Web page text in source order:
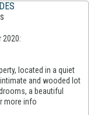
2020:
located in a quiet
and wooded lot
a beautiful
more info